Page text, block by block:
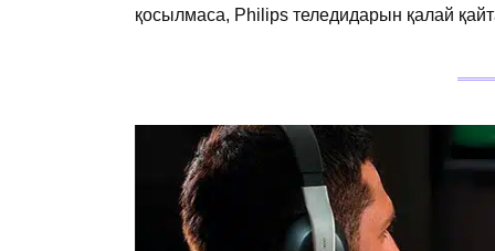
қосылмаса, Philips теледидарын қалай